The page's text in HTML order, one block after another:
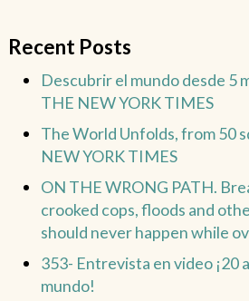
Recent Posts
Descubrir el mundo desde 5
THE NEW YORK TIMES
The World Unfolds, from 50
NEW YORK TIMES
ON THE WRONG PATH.
crooked cops, floods and
should never happen while
353- Entrevista en video ¡20
mundo!